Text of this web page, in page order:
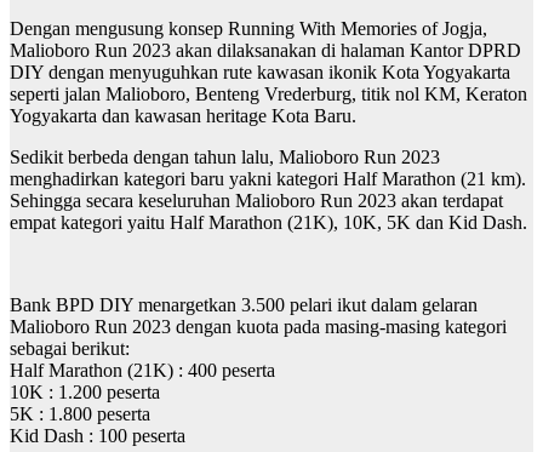
Dengan mengusung konsep Running With Memories of Jogja,
Malioboro Run 2023 akan dilaksanakan di halaman Kantor DPRD
DIY dengan menyuguhkan rute kawasan ikonik Kota Yogyakarta
seperti jalan Malioboro, Benteng Vrederburg, titik nol KM, Keraton
Yogyakarta dan kawasan heritage Kota Baru.
Sedikit berbeda dengan tahun lalu, Malioboro Run 2023
menghadirkan kategori baru yakni kategori Half Marathon (21 km).
Sehingga secara keseluruhan Malioboro Run 2023 akan terdapat
empat kategori yaitu Half Marathon (21K), 10K, 5K dan Kid Dash.
Bank BPD DIY menargetkan 3.500 pelari ikut dalam gelaran
Malioboro Run 2023 dengan kuota pada masing-masing kategori
sebagai berikut:
Half Marathon (21K) : 400 peserta
10K : 1.200 peserta
5K : 1.800 peserta
Kid Dash : 100 peserta